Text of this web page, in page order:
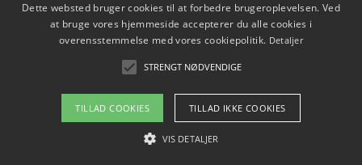
Hvor finder jeg nemme måltidskasser i Vejle
Om / kontakt
Blog Betingelser
Dette websted bruger cookies til at forbedre brugeroplevelsen. Ved
at bruge vores hjemmeside accepterer du alle cookies i
overensstemmelse med vores cookiepolitik. Detaljer
STRENGT NØDVENDIGE
TILLAD COOKIES TILLAD IKKE COOKIES
VIS DETALJER